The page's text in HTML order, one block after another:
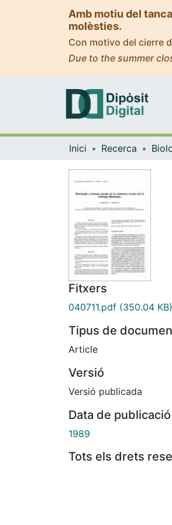
Amb motiu del
molèsties.
Con motivo del cierre
Due to the summer
Inici Recerca
Fitxers
040711.pdf (350.04 KB)
Tipus de
Article
Versió
Versió publicada
Data de publicació
1989
Tots els drets